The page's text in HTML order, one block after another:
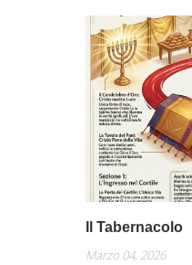
Il Tabernacolo
Marzo 04, 2026